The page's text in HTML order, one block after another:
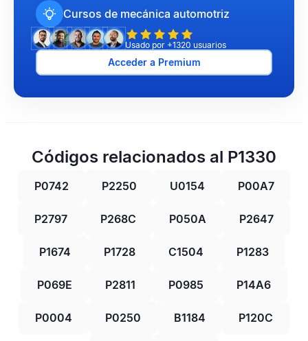
Cursos de mecánica automotriz
Usado por +1320 usuarios
Acceder a Premium
Códigos relacionados al P1330
P0742 P2250 U0154 P00A7
P2797 P268C P050A P2647
P1674 P1728 C1504 P1283
P069E P2811 P0985 P14A6
P0004 P0250 B1184 P120C